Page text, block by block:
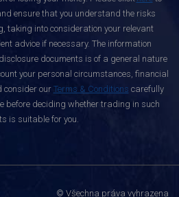
ensure that you understand the risks
taking into consideration your relevant
advice if necessary. The information
documents is of a general nature
your personal circumstances, financial
consider our Terms & Conditions carefully
before deciding whether trading in such
is suitable for you.
© Všechna práva vyhrazena